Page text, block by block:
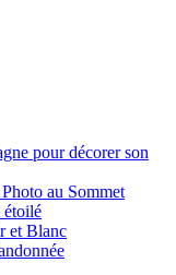
pour décorer son
au Sommet
étoilé
et Blanc